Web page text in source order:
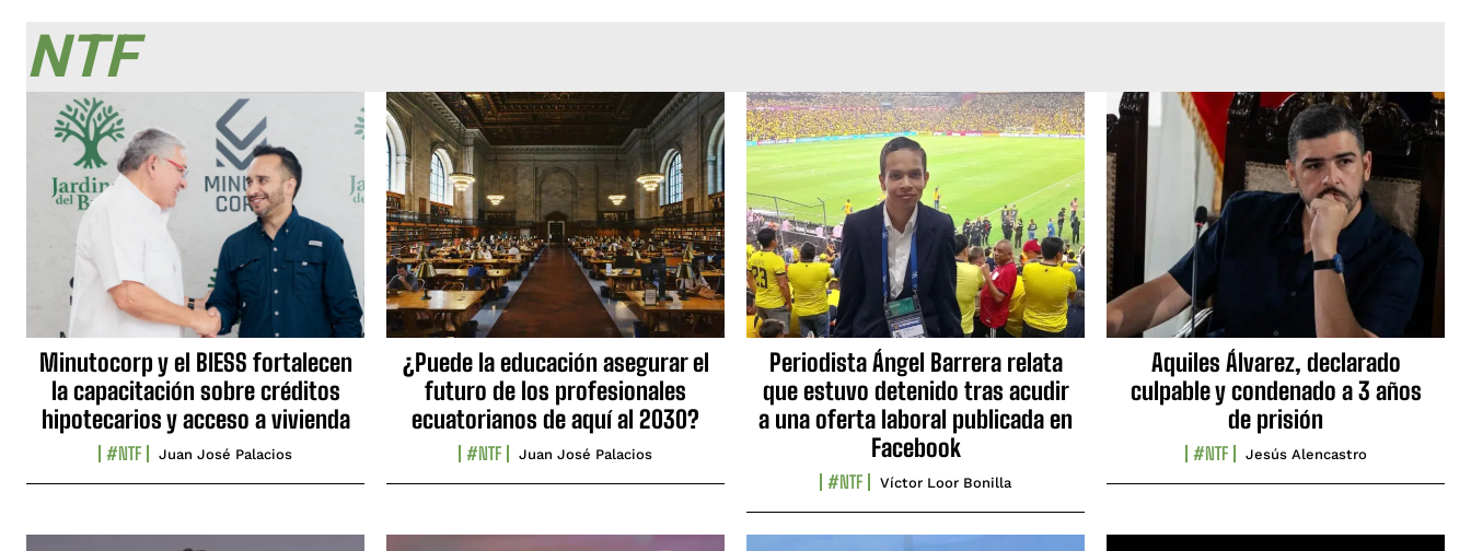
NTF
Minutocorp y el BIESS fortalecen
la capacitación sobre créditos
hipotecarios y acceso a vivienda
#NTF Juan José Palacios
¿Puede la educación asegurar el
futuro de los profesionales
ecuatorianos de aquí al 2030?
#NTF Juan José Palacios
Periodista Ángel Barrera relata
que estuvo detenido tras acudir
a una oferta laboral publicada en
Facebook
#NTF Víctor Loor Bonilla
Aquiles Álvarez, declarado
culpable y condenado a 3 años
de prisión
#NTF Jesús Alencastro